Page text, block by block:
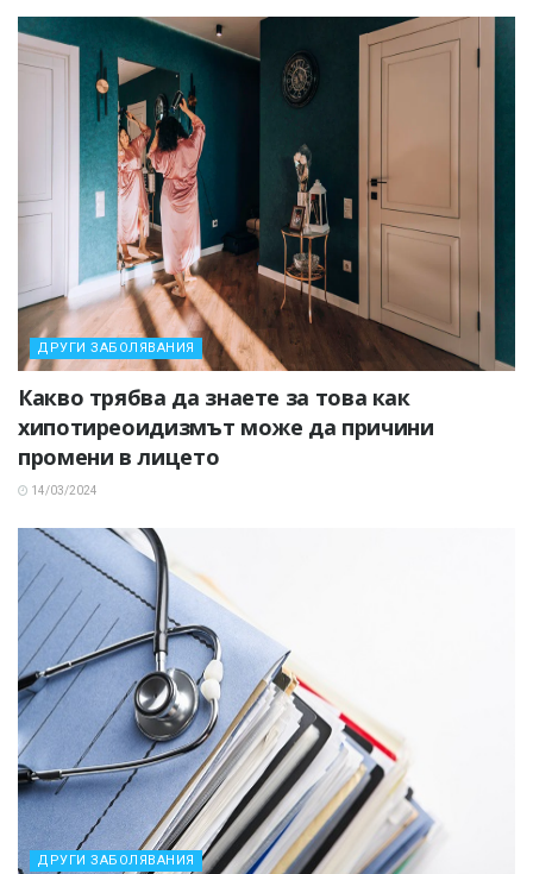
ДРУГИ ЗАБОЛЯВАНИЯ
Какво трябва да знаете за това как
хипотиреоидизмът може да причини
промени в лицето
14/03/2024
ДРУГИ ЗАБОЛЯВАНИЯ